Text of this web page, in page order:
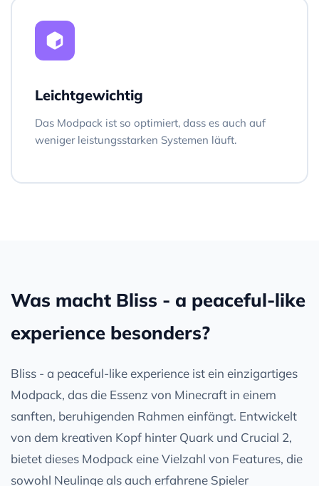
Leichtgewichtig
Das Modpack ist so optimiert, dass es auch auf
weniger leistungsstarken Systemen läuft.
Was macht Bliss - a peaceful-like
experience besonders?
Bliss - a peaceful-like experience ist ein einzigartiges
Modpack, das die Essenz von Minecraft in einem
sanften, beruhigenden Rahmen einfängt. Entwickelt
von dem kreativen Kopf hinter Quark und Crucial 2,
bietet dieses Modpack eine Vielzahl von Features, die
sowohl Neulinge als auch erfahrene Spieler